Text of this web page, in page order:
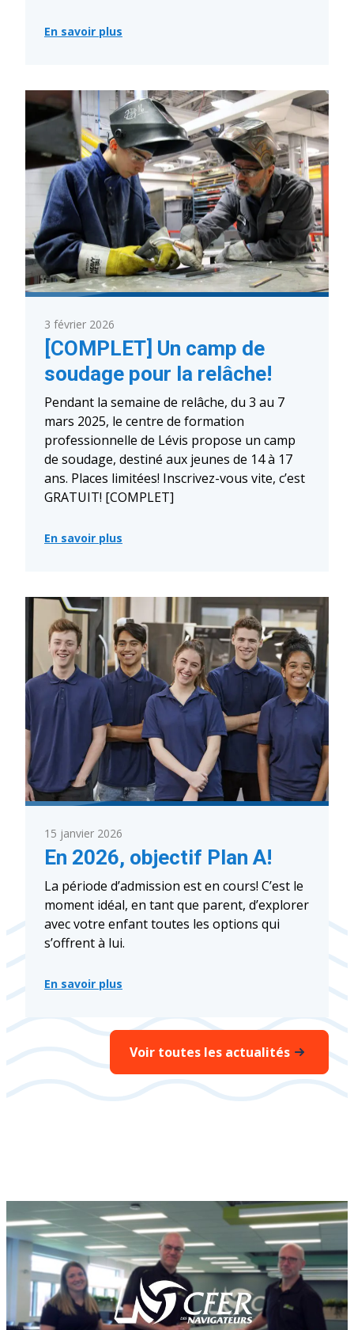
En savoir plus
:
au
monde
du
toilettage
avec
la
participation
de
Whisky!
3 février 2026
[COMPLET] Un camp de
soudage pour la relâche!
Pendant la semaine de relâche, du 3 au 7
mars 2025, le centre de formation
professionnelle de Lévis propose un camp
de soudage, destiné aux jeunes de 14 à 17
ans. Places limitées! Inscrivez-vous vite, c’est
GRATUIT! [COMPLET]
En savoir plus
de
soudage
pour
la
relâche!
15 janvier 2026
En 2026, objectif Plan A!
La période d’admission est en cours! C’est le
moment idéal, en tant que parent, d’explorer
avec votre enfant toutes les options qui
s’offrent à lui.
En savoir plus
Voir toutes les actualités